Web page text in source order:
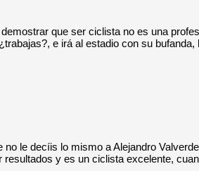
que ser ciclista no es una
e irá al estadio con su
le decíis lo mismo a Alejandro
y es un ciclista excelente,